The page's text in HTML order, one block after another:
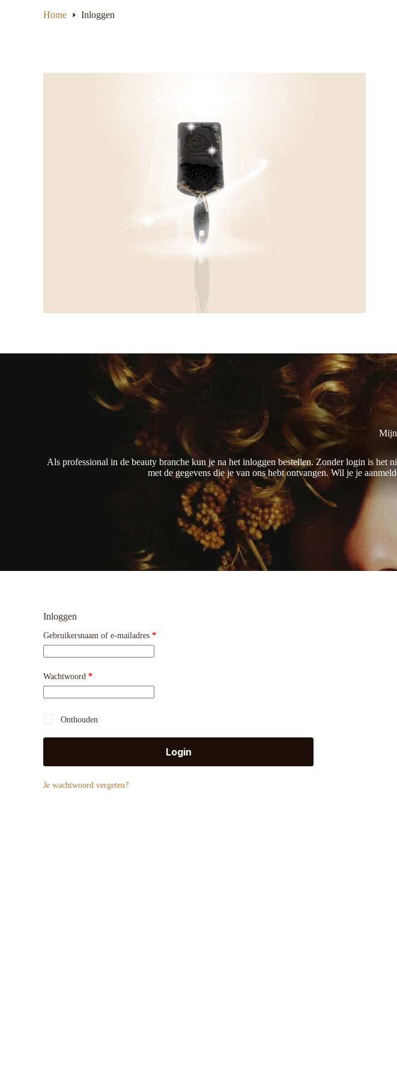
Home Inloggen
Als professional in de beauty branche kun je na het inloggen bestellen. Zonder login is het
met de gegevens die je van ons hebt ontvangen. Wil je je
Inloggen
Gebruikersnaam of e-mailadres *Vereist
Wachtwoord *Vereist
Onthouden
Login
Je wachtwoord vergeten?